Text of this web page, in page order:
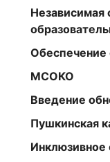
Независимая
Обеспечение
МСОКО
Введение
Пушкинская
Инклюзивное